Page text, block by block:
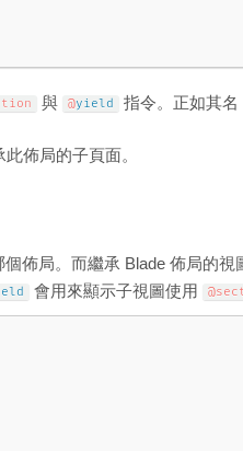
與 @yield 指令。正如其名
佈局的子頁面。
佈局。而繼承 Blade 佈局的視
會用來顯示子視圖使用